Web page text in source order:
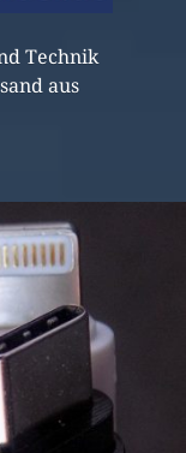
Technik
aus